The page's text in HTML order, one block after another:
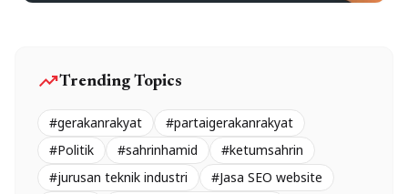
trending_upTrending Topics
#gerakanrakyat
#partaigerakanrakyat
#Politik
#sahrinhamid
#ketumsahrin
#jurusan teknik industri
#Jasa SEO website